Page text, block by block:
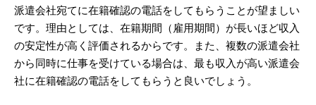
派遣会社宛てに在籍確認の電話をしてもらうことが望ましい
です。理由としては、在籍期間（雇用期間）が長いほど収入
の安定性が高く評価されるからです。また、複数の派遣会社
から同時に仕事を受けている場合は、最も収入が高い派遣会
社に在籍確認の電話をしてもらうと良いでしょう。